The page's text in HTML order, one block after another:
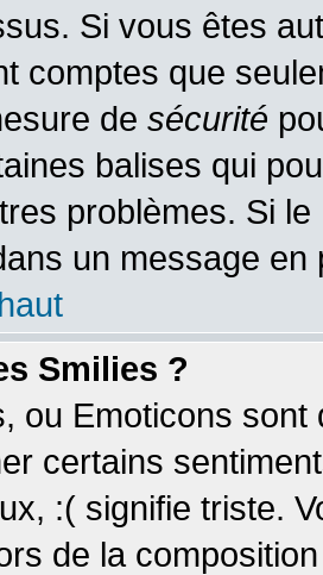
Si vous êtes
comptes que
de sécurité
balises qui
problèmes. Si
un message
Smilies ?
ou Emoticons
certains
:( signifie triste.
de la